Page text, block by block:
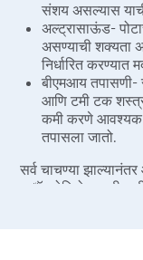
संशय असल्यास
अल्ट्रासाऊंड-
असण्याची शक्यता
निर्धारित
बीएमआय तपासणी-
आणि टमी टक
कमी करणे आवश्यक
तपासला जातो.
सर्व चाचण्या